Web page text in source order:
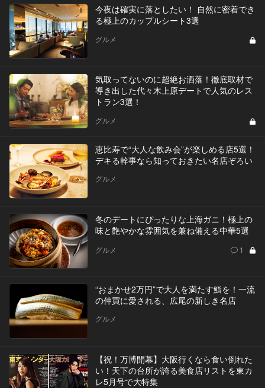
今夜は確実に落としたい！ 自然に密着でき
る極上のカップルシート3選
グルメ
気取ってないのに超絶お洒落！徹底取材で
導き出した代々木上原デートで人気のレス
トラン3選！
グルメ
恵比寿で“大人な飲み会”が楽しめる店5選！
デキる幹事なら知っておきたい名店ぞろい
グルメ
冬のデートにぴったりな上海ガニ！極上の
味と艶やかな雰囲気を兼ね備える中華5選
グルメ 1
“おまかせ2万円”で大人を満たす鮨を！一流
の仲買に愛される、広尾の新しき名店
グルメ
【祝！万博開幕】大阪行くなら食い倒れた
い！天下の台所が誇る美食店リストを東カ
レ5月号で大特集